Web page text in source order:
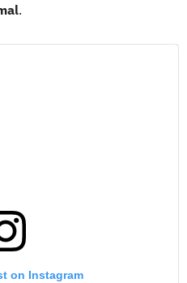
.
on Instagram